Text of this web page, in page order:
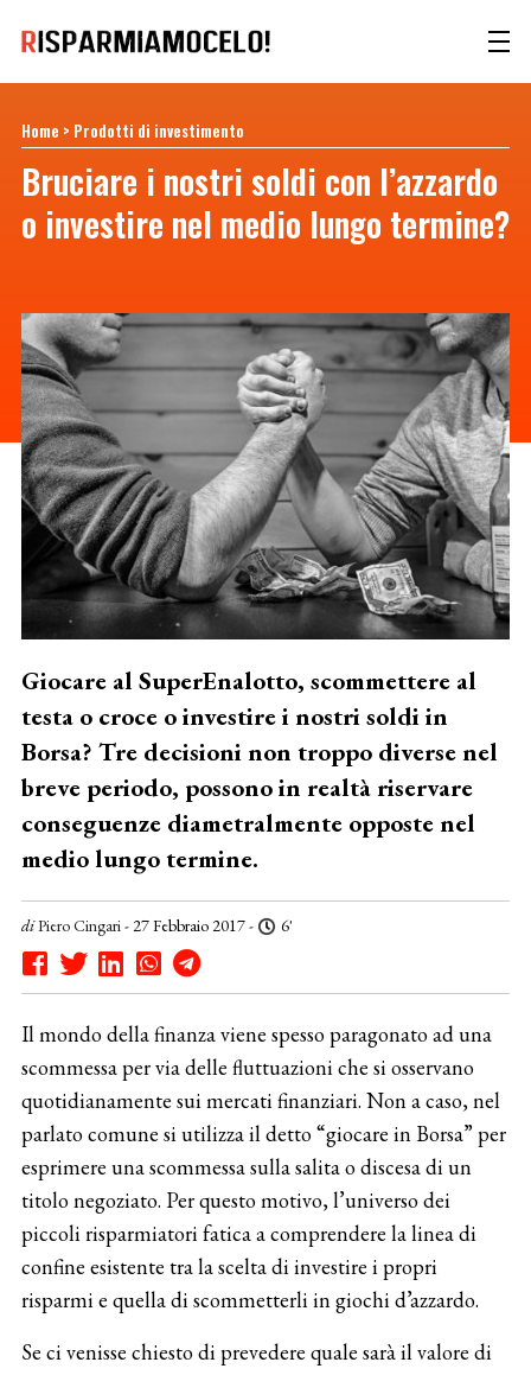
Home > Prodotti di investimento
Bruciare i nostri soldi con l’azzardo
o investire nel medio lungo termine?
Giocare al SuperEnalotto, scommettere al
testa o croce o investire i nostri soldi in
Borsa? Tre decisioni non troppo diverse nel
breve periodo, possono in realtà riservare
conseguenze diametralmente opposte nel
medio lungo termine.
diPiero Cingari- 27 Febbraio 2017 - 6'
Il mondo della finanza viene spesso paragonato ad una
scommessa per via delle fluttuazioni che si osservano
quotidianamente sui mercati finanziari. Non a caso, nel
parlato comune si utilizza il detto “giocare in Borsa” per
esprimere una scommessa sulla salita o discesa di un
titolo negoziato. Per questo motivo, l’universo dei
piccoli risparmiatori fatica a comprendere la linea di
confine esistente tra la scelta di investire i propri
risparmi e quella di scommetterli in giochi d’azzardo.
Se ci venisse chiesto di prevedere quale sarà il valore di